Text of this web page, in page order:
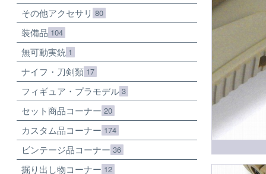
その他アクセサリ 80
装備品 104
無可動実銃 1
ナイフ・刀剣類 17
フィギュア・プラモデル 3
セット商品コーナー 20
カスタム品コーナー 174
ビンテージ品コーナー 36
掘り出し物コーナー 12